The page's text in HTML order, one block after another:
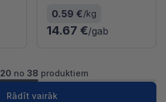
0.59 €/kg
14.67 €/gab
20 no 38 produktiem
Rādīt vairāk
1 2 Nākošā